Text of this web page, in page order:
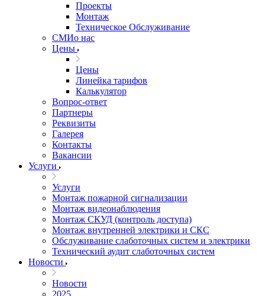
Проекты
Монтаж
Техническое Обслуживание
СМИо нас
Цены
Цены
Линейка тарифов
Калькулятор
Вопрос-ответ
Партнеры
Реквизиты
Галерея
Контакты
Вакансии
Услуги
Услуги
Монтаж пожарной сигнализации
Монтаж видеонаблюдения
Монтаж СКУД (контроль доступа)
Монтаж внутренней электрики и СКС
Обслуживание слаботочных систем и электрики
Технический аудит слаботочных систем
Новости
Новости
2025